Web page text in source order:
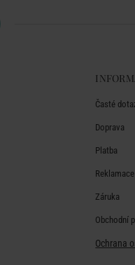
Časté
Doprava
Platba
Záruka
Obchodní
Ochrana